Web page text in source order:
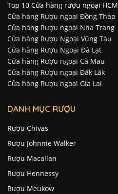
Top 10 Cửa hàng rượu ngoại HCM
Cửa hàng Rượu ngoại Đồng Tháp
Cửa hàng Rượu ngoại Nha Trang
Cửa hàng Rượu Ngoại Vũng Tàu
Cửa hàng Rượu Ngoại Đà Lạt
Cửa hàng Rượu ngoại Cà Mau
Cửa hàng Rượu ngoại Đăk Lăk
Cửa hàng Rượu ngoại Gia Lai
DANH MỤC RƯỢU
Rượu Chivas
Rượu Johnnie Walker
Rượu Macallan
Rượu Hennessy
Rượu Meukow